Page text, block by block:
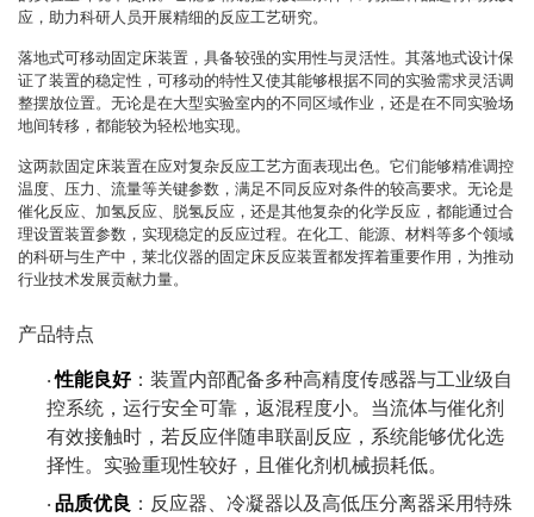
应，助力科研人员开展精细的反应工艺研究。
落地式可移动固定床装置，具备较强的实用性与灵活性。其落地式设计保
证了装置的稳定性，可移动的特性又使其能够根据不同的实验需求灵活调
整摆放位置。无论是在大型实验室内的不同区域作业，还是在不同实验场
地间转移，都能较为轻松地实现。
这两款固定床装置在应对复杂反应工艺方面表现出色。它们能够精准调控
温度、压力、流量等关键参数，满足不同反应对条件的较高要求。无论是
催化反应、加氢反应、脱氢反应，还是其他复杂的化学反应，都能通过合
理设置装置参数，实现稳定的反应过程。在化工、能源、材料等多个领域
的科研与生产中，莱北仪器的固定床反应装置都发挥着重要作用，为推动
行业技术发展贡献力量。
产品特点
·性能良好 ：装置内部配备多种高精度传感器与工业级自
控系统，运行安全可靠，返混程度小。当流体与催化剂
有效接触时，若反应伴随串联副反应，系统能够优化选
择性。实验重现性较好，且催化剂机械损耗低。
· 品质优良 ：反应器、冷凝器以及高低压分离器采用特殊